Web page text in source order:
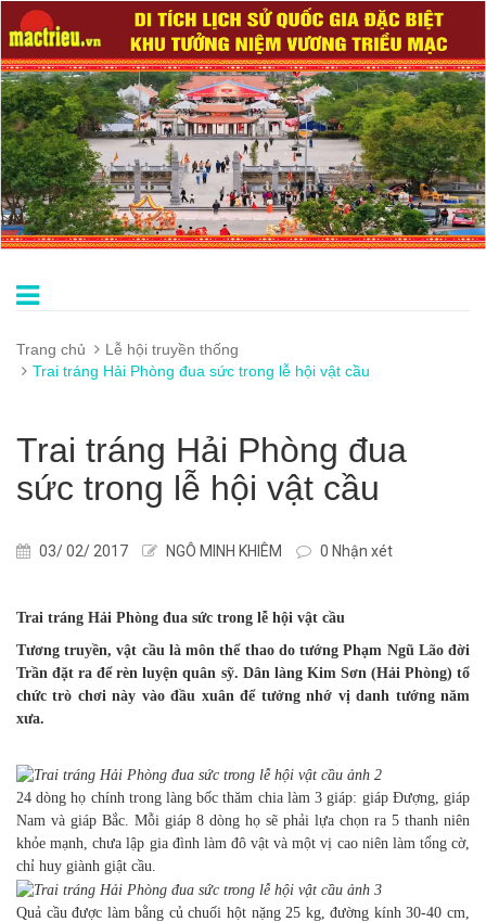
Trang chủ
Lễ hội truyền thống
Trai tráng Hải Phòng đua sức trong lễ hội vật cầu
Trai tráng Hải Phòng đua
sức trong lễ hội vật cầu
03/ 02/ 2017 NGÔ MINH KHIÊM 0 Nhận xét
Trai tráng Hải Phòng đua sức trong lễ hội vật cầu
Tương truyền, vật cầu là môn thể thao do tướng Phạm Ngũ Lão đời
Trần đặt ra để rèn luyện quân sỹ. Dân làng Kim Sơn (Hải Phòng) tổ
chức trò chơi này vào đầu xuân để tưởng nhớ vị danh tướng năm
xưa.
24 dòng họ chính trong làng bốc thăm chia làm 3 giáp: giáp Đượng, giáp
Nam và giáp Bắc. Mỗi giáp 8 dòng họ sẽ phải lựa chọn ra 5 thanh niên
khỏe mạnh, chưa lập gia đình làm đô vật và một vị cao niên làm tổng cờ,
chỉ huy giành giật cầu.
Quả cầu được làm bằng củ chuối hột nặng 25 kg, đường kính 30-40 cm,